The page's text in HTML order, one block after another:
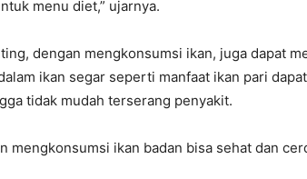
menu diet,” ujarnya.
dengan mengkonsumsi ikan, juga dapat
ikan segar seperti manfaat ikan pari
tidak mudah terserang penyakit.
mengkonsumsi ikan badan bisa sehat dan